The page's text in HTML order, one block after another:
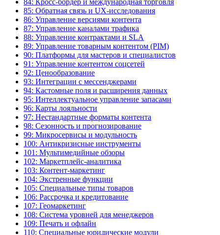
84: Кросс-бордер и международная торговля
85: Обратная связь и UX-исследования
86: Управление версиями контента
87: Управление каналами трафика
88: Управление контрактами и SLA
89: Управление товарным контентом (PIM)
90: Платформы для мастеров и специалистов
91: Управление контентом соцсетей
92: Ценообразование
93: Интеграции с мессенджерами
94: Кастомные поля и расширения данных
95: Интеллектуальное управление запасами
96: Карты лояльности
97: Нестандартные форматы контента
98: Сезонность и прогнозирование
99: Микросервисы и модульность
100: Антикризисные инструменты
101: Мультимедийные обзоры
102: Маркетплейс-аналитика
103: Контент-маркетинг
104: Экстренные функции
105: Специальные типы товаров
106: Рассрочка и кредитование
107: Геомаркетинг
108: Система уровней для менеджеров
109: Печать и офлайн
110: Специальные юридические модули